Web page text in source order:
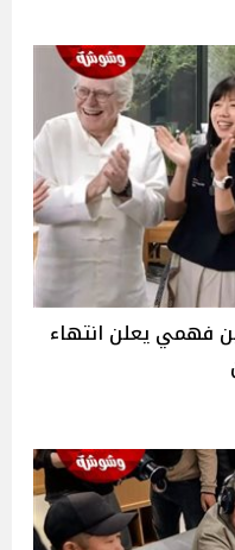
فهمي يعلن انتهاء